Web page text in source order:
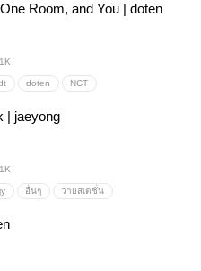
Room, and You | doten
1K
doten NCT
| jaeyong
1K
อื่นๆ วายสเตชั่น